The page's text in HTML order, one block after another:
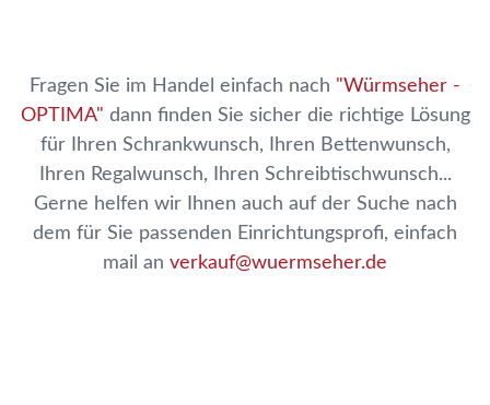
Fragen Sie im Handel einfach nach "Würmseher -
OPTIMA" dann finden Sie sicher die richtige Lösung
für Ihren Schrankwunsch, Ihren Bettenwunsch,
Ihren Regalwunsch, Ihren Schreibtischwunsch...
Gerne helfen wir Ihnen auch auf der Suche nach
dem für Sie passenden Einrichtungsprofi, einfach
mail an verkauf@wuermseher.de